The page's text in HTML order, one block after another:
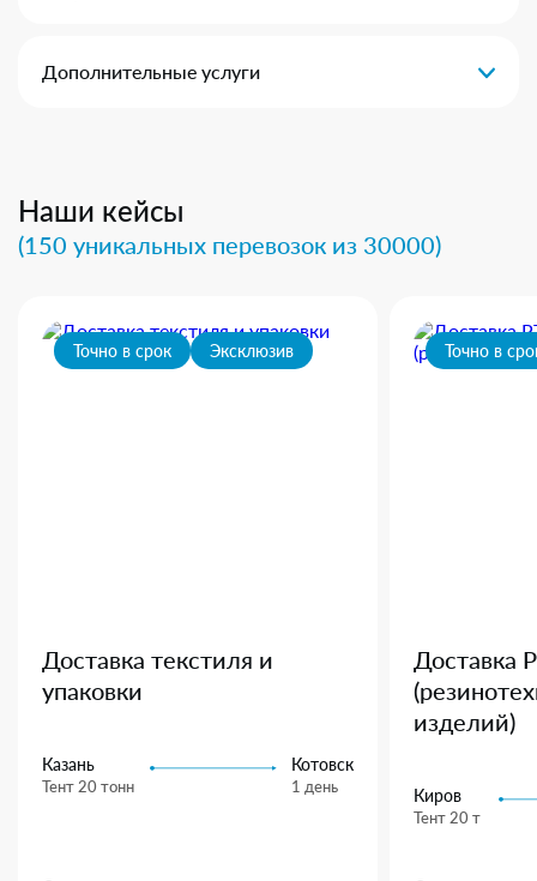
Дополнительные услуги
Наши кейсы
(150 уникальных перевозок из 30000)
Точно в срок Эксклюзив
Доставка текстиля и
упаковки
Казань
Тент 20 тонн
Котовск
1 день
Точно в
Доставка
изделий)
Киров
Тент 20 т